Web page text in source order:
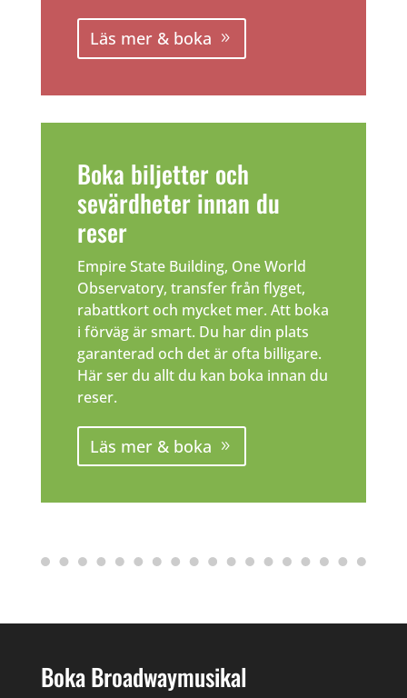
Läs mer & boka
Boka biljetter och
sevärdheter innan du
reser
Empire State Building, One World
Observatory, transfer från flyget,
rabattkort och mycket mer. Att boka
i förväg är smart. Du har din plats
garanterad och det är ofta billigare.
Här ser du allt du kan boka innan du
reser.
Läs mer & boka
Boka Broadwaymusikal